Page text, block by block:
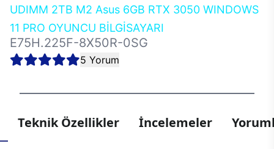
UDIMM 2TB M2 Asus 6GB RTX 3050 WINDOWS
11 PRO OYUNCU BİLGİSAYARI
E75H.225F-8X50R-0SG
5 Yorum
Teknik Özellikler İncelemeler